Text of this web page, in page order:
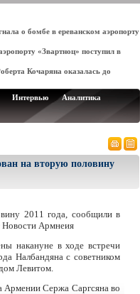
о бомбе в ереванском аэропорту
«Звартноц» поступил в
Кочаряна оказалась до
Интервью
Аналитика
на вторую половину
2011 года, сообщили в
Новости Армнеия
накануне в ходе встречи
Налбандяна с советником
Левитом.
Армении Сержа Саргсяна во